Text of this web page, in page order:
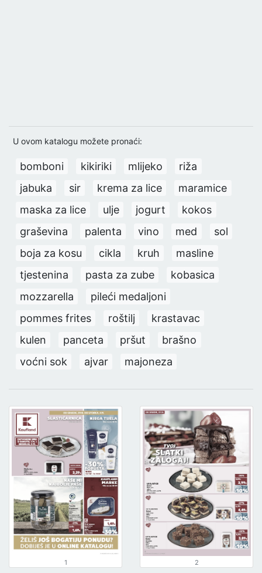
U ovom katalogu možete pronaći:
bomboni kikiriki mlijeko
riža
jabuka
sir krema za lice
maramice
maska za lice
ulje jogurt
kokos
graševina
palenta vino med
sol
boja za kosu
cikla kruh
masline
tjestenina
pasta za zube
kobasica
mozzarella
pileći medaljoni
pommes frites
roštilj
krastavac
kulen
panceta pršut
brašno
voćni sok
ajvar majoneza
1 2